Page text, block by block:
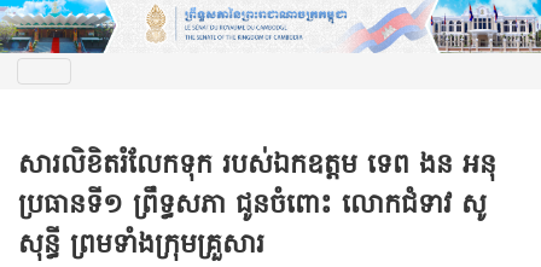
សារលិខិតរំលែកទុក របស់ឯកឧត្តម ទេព ងន អនុ
ប្រធានទី១ ព្រឹទ្ធសភា ជូនចំពោះ លោកជំទាវ សូ
សុន្ធី ព្រមទាំងក្រុមគ្រួសារ